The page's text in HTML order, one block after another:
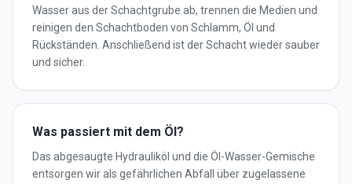
Wasser aus der Schachtgrube ab, trennen die Medien und
reinigen den Schachtboden von Schlamm, Öl und
Rückständen. Anschließend ist der Schacht wieder sauber
und sicher.
Was passiert mit dem Öl?
Das abgesaugte Hydrauliköl und die Öl-Wasser-Gemische
entsorgen wir als gefährlichen Abfall über zugelassene